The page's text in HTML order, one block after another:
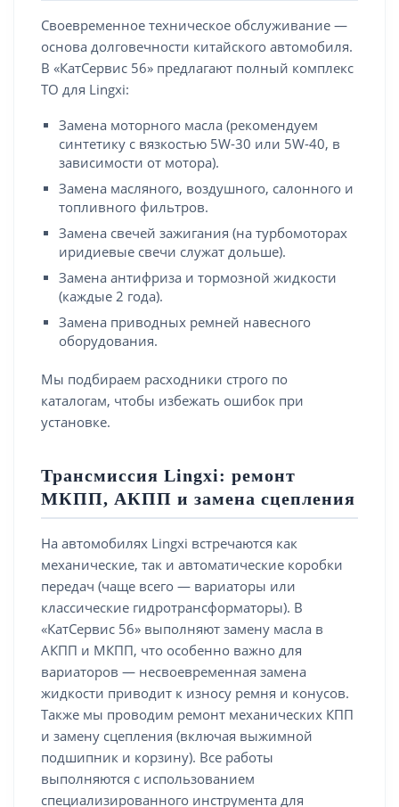
Своевременное техническое обслуживание —
основа долговечности китайского автомобиля.
В «КатСервис 56» предлагают полный комплекс
ТО для Lingxi:
Замена моторного масла (рекомендуем
синтетику с вязкостью 5W-30 или 5W-40, в
зависимости от мотора).
Замена масляного, воздушного, салонного и
топливного фильтров.
Замена свечей зажигания (на турбомоторах
иридиевые свечи служат дольше).
Замена антифриза и тормозной жидкости
(каждые 2 года).
Замена приводных ремней навесного
оборудования.
Мы подбираем расходники строго по
каталогам, чтобы избежать ошибок при
установке.
Трансмиссия Lingxi: ремонт
МКПП, АКПП и замена сцепления
На автомобилях Lingxi встречаются как
механические, так и автоматические коробки
передач (чаще всего — вариаторы или
классические гидротрансформаторы). В
«КатСервис 56» выполняют замену масла в
АКПП и МКПП, что особенно важно для
вариаторов — несвоевременная замена
жидкости приводит к износу ремня и конусов.
Также мы проводим ремонт механических КПП
и замену сцепления (включая выжимной
подшипник и корзину). Все работы
выполняются с использованием
специализированного инструмента для